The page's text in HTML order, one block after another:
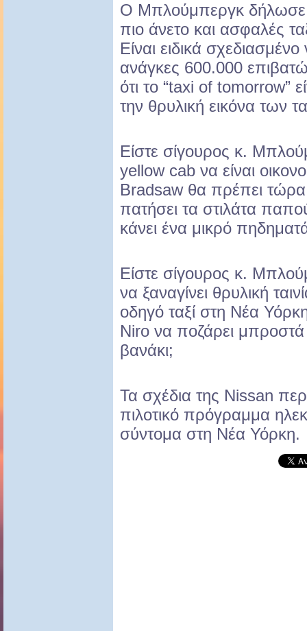
Ο Μπλούμπεργκ δήλωσε
πιο άνετο και ασφαλές
Είναι ειδικά
ανάγκες 600.000
ότι το “taxi of tomorrow”
την θρυλική εικόνα των
Είστε σίγουρος κ.
yellow cab να είναι
Bradsaw θα πρέπει τώρα
πατήσει τα στιλάτα
κάνει ένα μικρό
Είστε σίγουρος κ.
να ξαναγίνει θρυλική
οδηγό ταξί στη Νέα
Niro να ποζάρει μπροστά
βανάκι;
Τα σχέδια της Nissan
πιλοτικό πρόγραμμα
σύντομα στη Νέα Υόρκη.